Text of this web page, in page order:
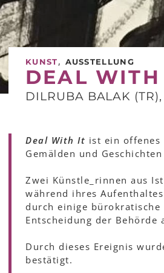
KUNST, AUSSTELLUNG
DEAL
DILRUBA BALAK
Deal With It ist ein offenes
Gemälden und
Zwei Künstle_rinnen aus
während ihres
durch einige
Entscheidung der Behörde
Durch dieses Ereignis
bestätigt.